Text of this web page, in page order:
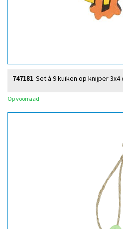
Set à 9 kuiken op knijper 3x4
747181
Op voorraad